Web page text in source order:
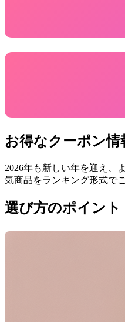
お得なクーポン情
2026年も新しい年を迎え、
気商品をランキング形式で
選び方のポイント